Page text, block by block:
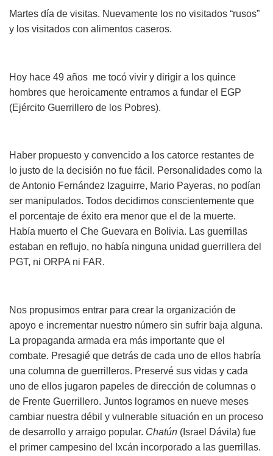
Martes día de visitas. Nuevamente los no visitados “rusos”
y los visitados con alimentos caseros.
Hoy hace 49 años me tocó vivir y dirigir a los quince
hombres que heroicamente entramos a fundar el EGP
(Ejército Guerrillero de los Pobres).
Haber propuesto y convencido a los catorce restantes de
lo justo de la decisión no fue fácil. Personalidades como la
de Antonio Fernández Izaguirre, Mario Payeras, no podían
ser manipulados. Todos decidimos conscientemente que
el porcentaje de éxito era menor que el de la muerte.
Había muerto el Che Guevara en Bolivia. Las guerrillas
estaban en reflujo, no había ninguna unidad guerrillera del
PGT, ni ORPA ni FAR.
Nos propusimos entrar para crear la organización de
apoyo e incrementar nuestro número sin sufrir baja alguna.
La propaganda armada era más importante que el
combate. Presagié que detrás de cada uno de ellos habría
una columna de guerrilleros. Preservé sus vidas y cada
uno de ellos jugaron papeles de dirección de columnas o
de Frente Guerrillero. Juntos logramos en nueve meses
cambiar nuestra débil y vulnerable situación en un proceso
de desarrollo y arraigo popular. Chatún (Israel Dávila) fue
el primer campesino del Ixcán incorporado a las guerrillas.